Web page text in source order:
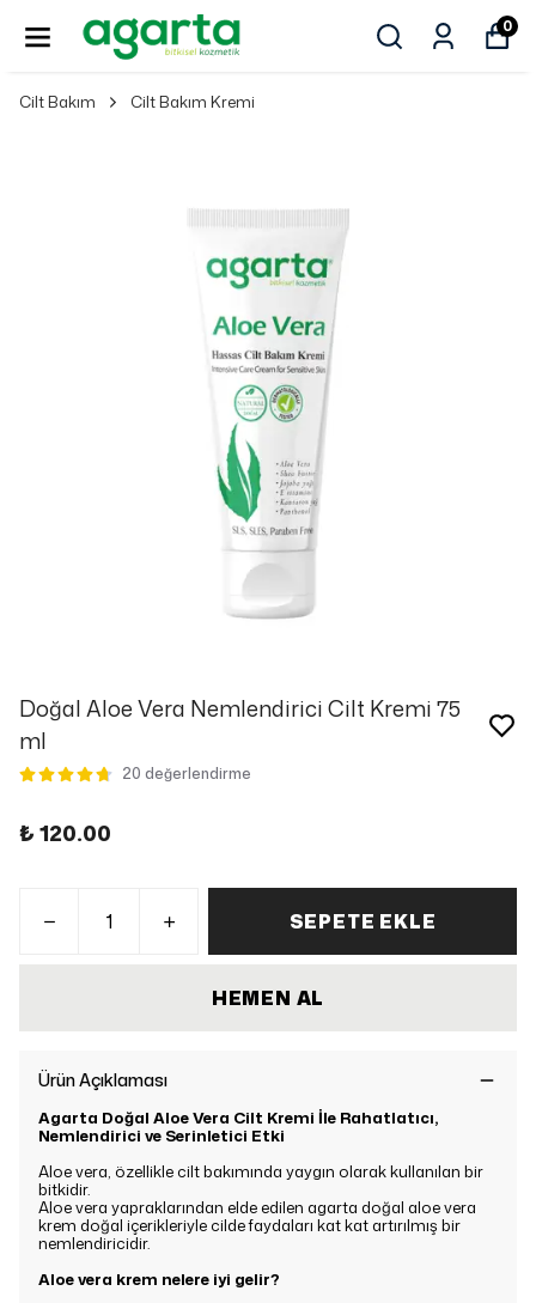
0
Cilt Bakım Cilt Bakım Kremi
Doğal Aloe Vera Nemlendirici Cilt Kremi 75
ml
20 değerlendirme
₺ 120.00
SEPETE EKLE
HEMEN AL
Ürün Açıklaması
Agarta Doğal Aloe Vera Cilt Kremi İle Rahatlatıcı,
Nemlendirici ve Serinletici Etki
Aloe vera, özellikle cilt bakımında yaygın olarak kullanılan bir
bitkidir.
Aloe vera yapraklarından elde edilen agarta doğal aloe vera
krem doğal içerikleriyle cilde faydaları kat kat artırılmış bir
nemlendiricidir.
Aloe vera krem nelere iyi gelir?